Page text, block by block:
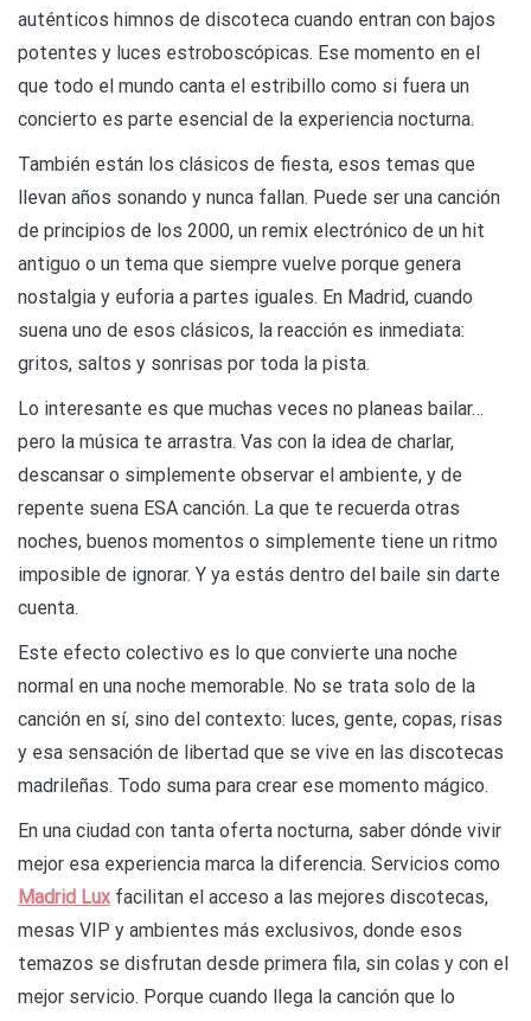
auténticos himnos de discoteca cuando entran con bajos
potentes y luces estroboscópicas. Ese momento en el
que todo el mundo canta el estribillo como si fuera un
concierto es parte esencial de la experiencia nocturna.
También están los clásicos de fiesta, esos temas que
llevan años sonando y nunca fallan. Puede ser una canción
de principios de los 2000, un remix electrónico de un hit
antiguo o un tema que siempre vuelve porque genera
nostalgia y euforia a partes iguales. En Madrid, cuando
suena uno de esos clásicos, la reacción es inmediata:
gritos, saltos y sonrisas por toda la pista.
Lo interesante es que muchas veces no planeas bailar…
pero la música te arrastra. Vas con la idea de charlar,
descansar o simplemente observar el ambiente, y de
repente suena ESA canción. La que te recuerda otras
noches, buenos momentos o simplemente tiene un ritmo
imposible de ignorar. Y ya estás dentro del baile sin darte
cuenta.
Este efecto colectivo es lo que convierte una noche
normal en una noche memorable. No se trata solo de la
canción en sí, sino del contexto: luces, gente, copas, risas
y esa sensación de libertad que se vive en las discotecas
madrileñas. Todo suma para crear ese momento mágico.
En una ciudad con tanta oferta nocturna, saber dónde vivir
mejor esa experiencia marca la diferencia. Servicios como
Madrid Luxfacilitan el acceso a las mejores discotecas,
mesas VIP y ambientes más exclusivos, donde esos
temazos se disfrutan desde primera fila, sin colas y con el
mejor servicio. Porque cuando llega la canción que lo